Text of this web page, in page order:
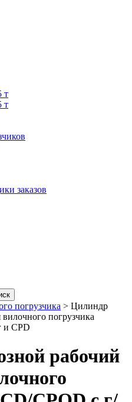
т
т
заказов
погрузчика > Цилиндр
погрузчика
и CPD
рабочий